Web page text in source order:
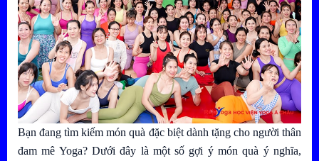
Bạn đang tìm kiếm món quà đặc biệt dành tặng cho người thân
đam mê Yoga? Dưới đây là một số gợi ý món quà ý nghĩa,